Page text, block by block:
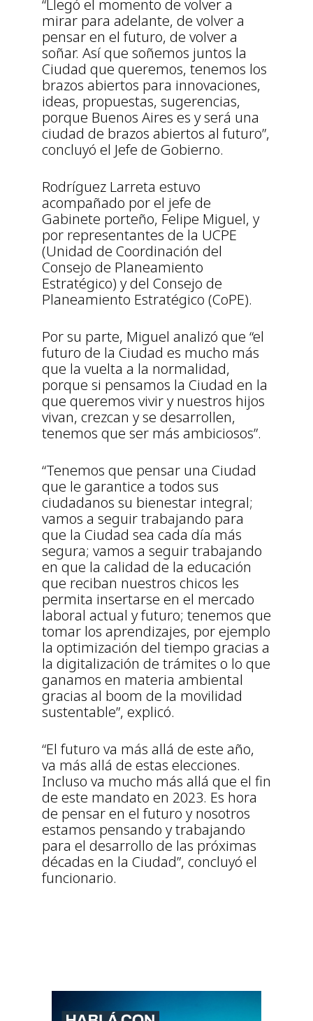
“Llegó el momento de volver a
mirar para adelante, de volver a
pensar en el futuro, de volver a
soñar. Así que soñemos juntos la
Ciudad que queremos, tenemos los
brazos abiertos para innovaciones,
ideas, propuestas, sugerencias,
porque Buenos Aires es y será una
ciudad de brazos abiertos al futuro”,
concluyó el Jefe de Gobierno.
Rodríguez Larreta estuvo
acompañado por el jefe de
Gabinete porteño, Felipe Miguel, y
por representantes de la UCPE
(Unidad de Coordinación del
Consejo de Planeamiento
Estratégico) y del Consejo de
Planeamiento Estratégico (CoPE).
Por su parte, Miguel analizó que “el
futuro de la Ciudad es mucho más
que la vuelta a la normalidad,
porque si pensamos la Ciudad en la
que queremos vivir y nuestros hijos
vivan, crezcan y se desarrollen,
tenemos que ser más ambiciosos”.
“Tenemos que pensar una Ciudad
que le garantice a todos sus
ciudadanos su bienestar integral;
vamos a seguir trabajando para
que la Ciudad sea cada día más
segura; vamos a seguir trabajando
en que la calidad de la educación
que reciban nuestros chicos les
permita insertarse en el mercado
laboral actual y futuro; tenemos que
tomar los aprendizajes, por ejemplo
la optimización del tiempo gracias a
la digitalización de trámites o lo que
ganamos en materia ambiental
gracias al boom de la movilidad
sustentable”, explicó.
“El futuro va más allá de este año,
va más allá de estas elecciones.
Incluso va mucho más allá que el fin
de este mandato en 2023. Es hora
de pensar en el futuro y nosotros
estamos pensando y trabajando
para el desarrollo de las próximas
décadas en la Ciudad”, concluyó el
funcionario.